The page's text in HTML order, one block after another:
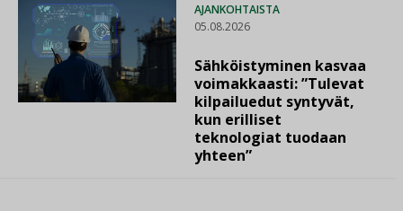
AJANKOHTAISTA
05.08.2026
Sähköistyminen kasvaa
voimakkaasti: ”Tulevat
kilpailuedut syntyvät,
kun erilliset
teknologiat tuodaan
yhteen”